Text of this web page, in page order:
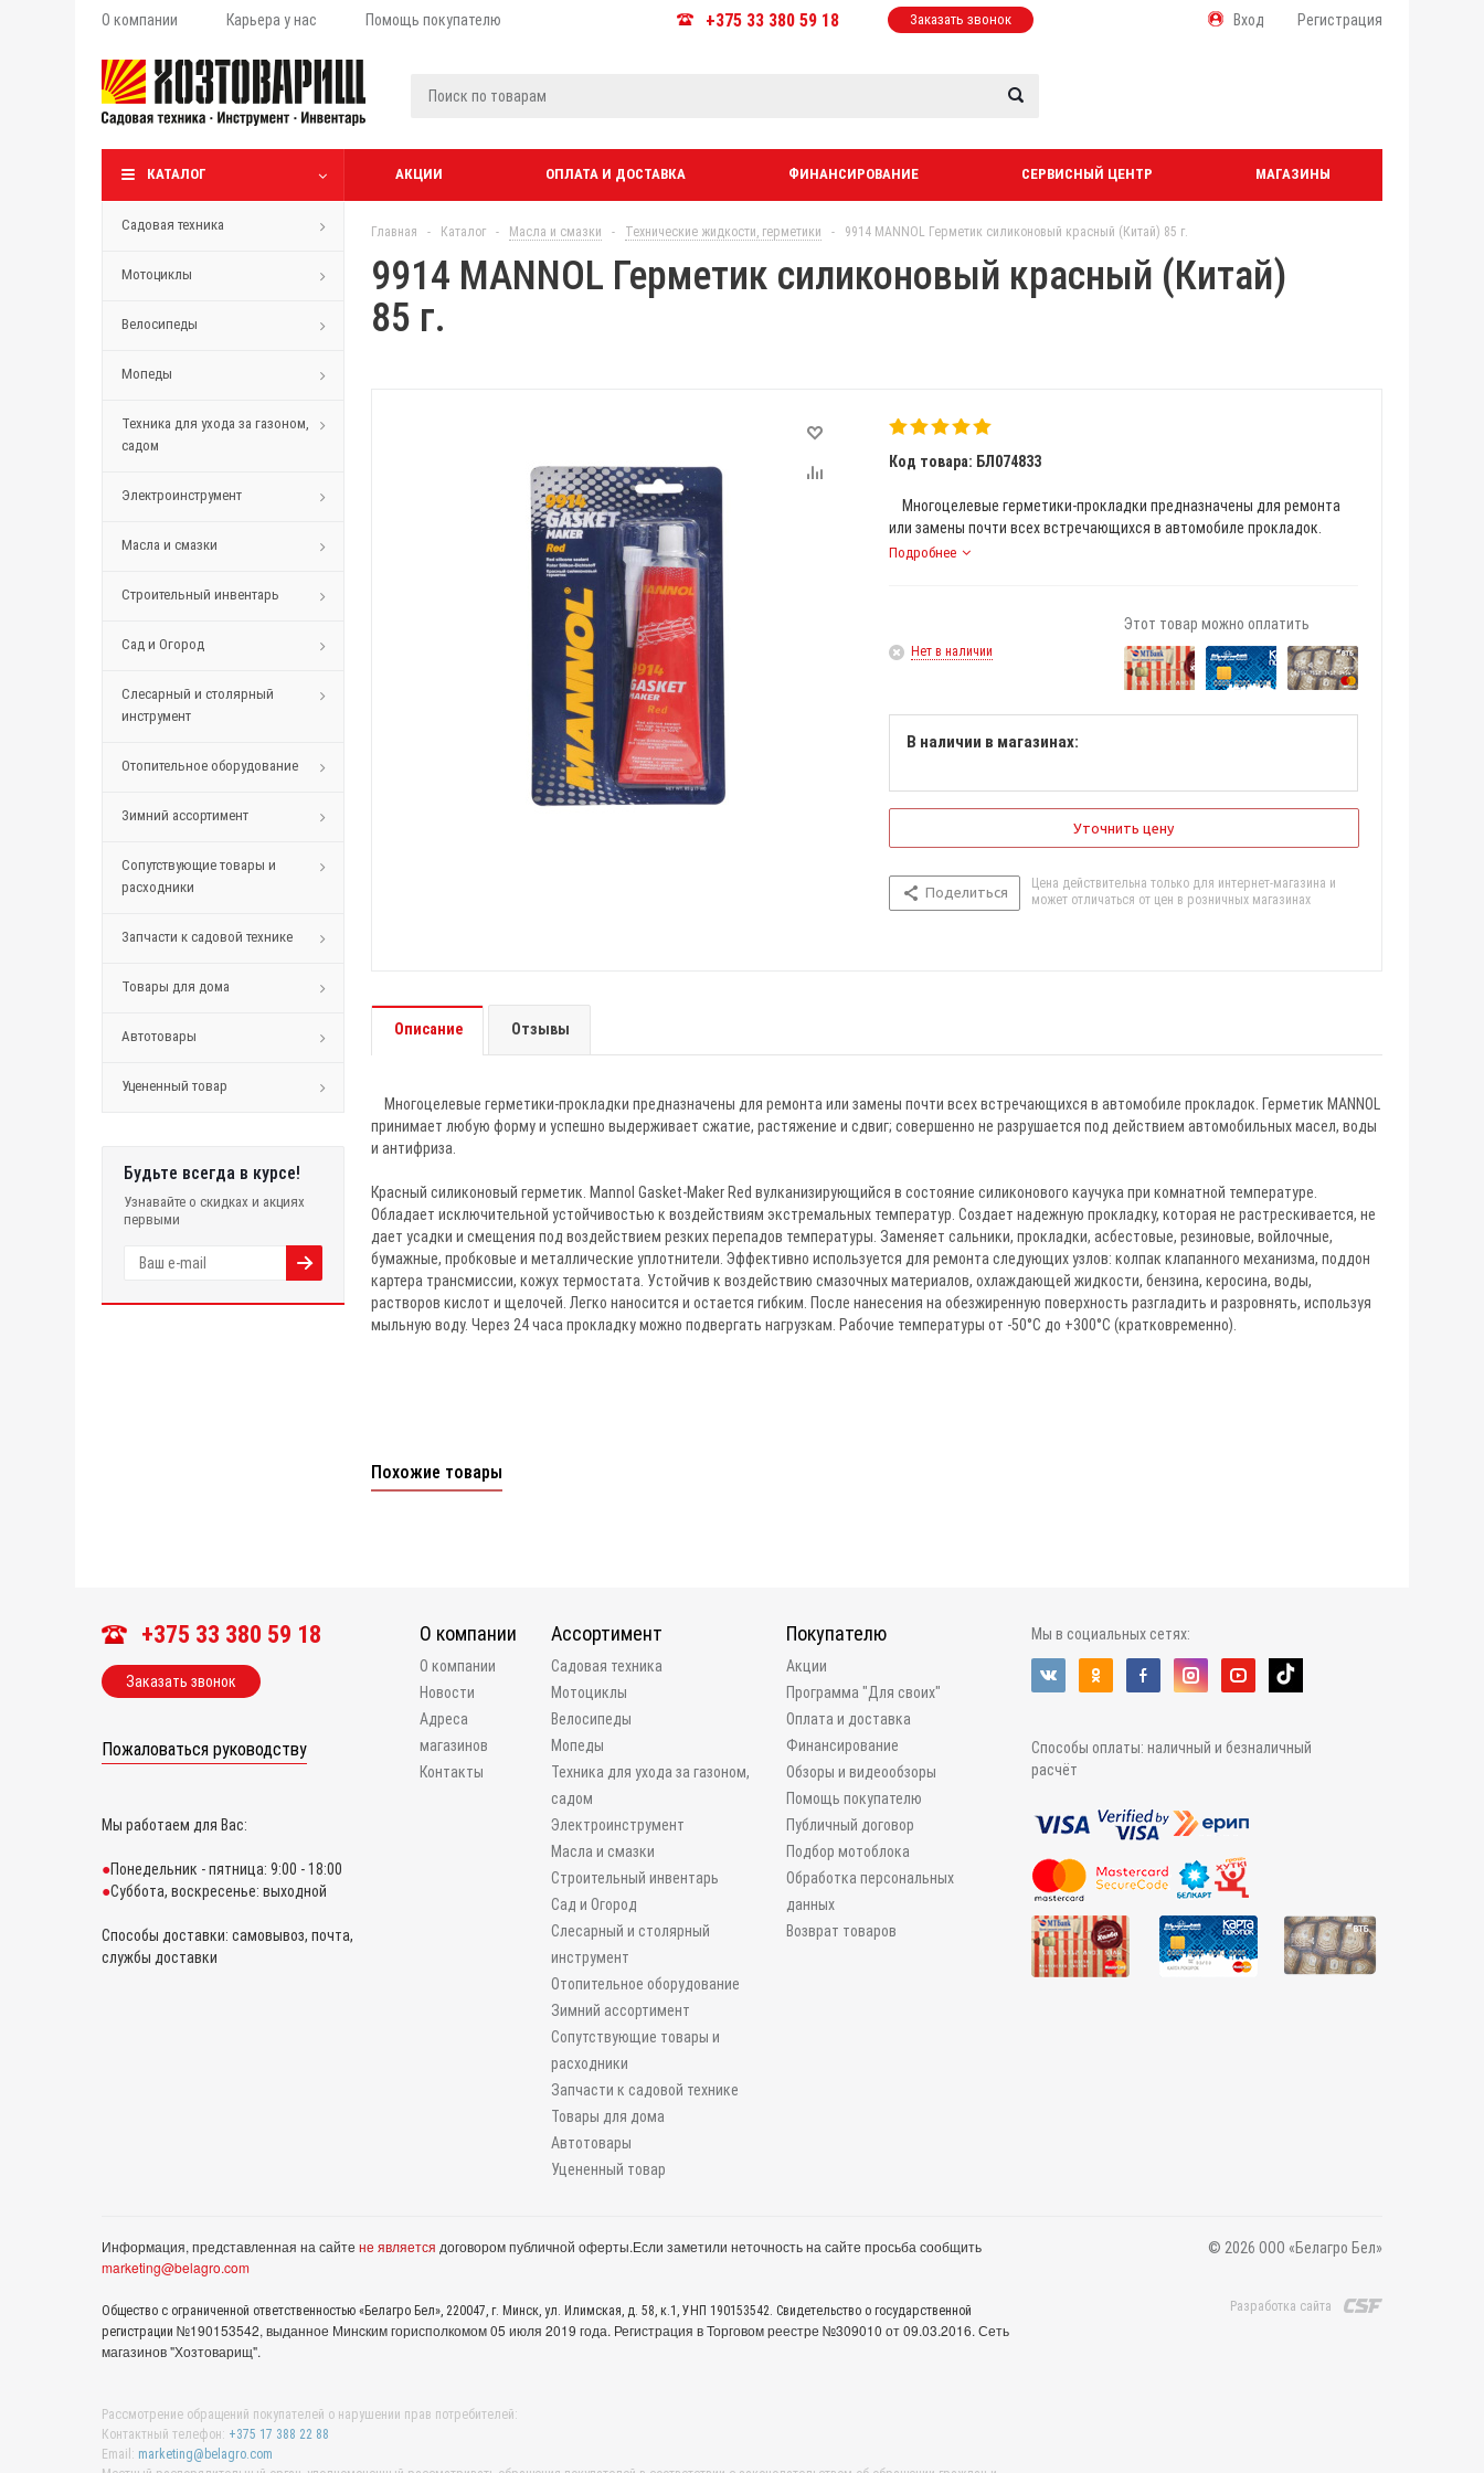
О компании Карьера у нас Помощь покупателю +375 33 380 59 18 Заказать звонок Вход Регистрация
КАТАЛОГ АКЦИИ ОПЛАТА И ДОСТАВКА ФИНАНСИРОВАНИЕ СЕРВИСНЫЙ ЦЕНТР МАГАЗИНЫ
Садовая техника
Мотоциклы
Велосипеды
Мопеды
Техника для ухода за газоном,
садом
Электроинструмент
Масла и смазки
Строительный инвентарь
Сад и Огород
Слесарный и столярный
инструмент
Отопительное оборудование
Зимний ассортимент
Сопутствующие товары и
расходники
Запчасти к садовой технике
Товары для дома
Автотовары
Уцененный товар
Будьте всегда в курсе!
Узнавайте о скидках и акциях
первыми
Главная - Каталог - Масла и смазки - Технические жидкости, герметики - 9914 MANNOL Герметик силиконовый красный (Китай) 85 г.
9914 MANNOL Герметик силиконовый красный (Китай)
85 г.
Код товара: БЛ074833
Многоцелевые герметики-прокладки предназначены для ремонта
или замены почти всех встречающихся в автомобиле прокладок.
Подробнее
Нет в наличии
Этот товар можно оплатить
В наличии в магазинах:
Уточнить цену
Поделиться
Цена действительна только для интернет-магазина и
может отличаться от цен в розничных магазинах
Описание Отзывы
Многоцелевые герметики-прокладки предназначены для ремонта или замены почти всех встречающихся в автомобиле прокладок. Герметик MANNOL
принимает любую форму и успешно выдерживает сжатие, растяжение и сдвиг; совершенно не разрушается под действием автомобильных масел, воды
и антифриза.
Красный силиконовый герметик. Mannol Gasket-Maker Red вулканизирующийся в состояние силиконового каучука при комнатной температуре.
Обладает исключительной устойчивостью к воздействиям экстремальных температур. Создает надежную прокладку, которая не растрескивается, не
дает усадки и смещения под воздействием резких перепадов температуры. Заменяет сальники, прокладки, асбестовые, резиновые, войлочные,
бумажные, пробковые и металлические уплотнители. Эффективно используется для ремонта следующих узлов: колпак клапанного механизма, поддон
картера трансмиссии, кожух термостата. Устойчив к воздействию смазочных материалов, охлаждающей жидкости, бензина, керосина, воды,
растворов кислот и щелочей. Легко наносится и остается гибким. После нанесения на обезжиренную поверхность разгладить и разровнять, используя
мыльную воду. Через 24 часа прокладку можно подвергать нагрузкам. Рабочие температуры от -50°C до +300°C (кратковременно).
Похожие товары
+375 33 380 59 18
Заказать звонок
Пожаловаться руководству
Мы работаем для Вас:
Понедельник - пятница: 9:00 - 18:00
Суббота, воскресенье: выходной
Способы доставки: самовывоз, почта,
службы доставки
О компании
О компании
Новости
Адреса
магазинов
Контакты
Ассортимент
Садовая техника
Мотоциклы
Велосипеды
Мопеды
Техника для ухода за газоном,
садом
Электроинструмент
Масла и смазки
Строительный инвентарь
Сад и Огород
Слесарный и столярный
инструмент
Отопительное оборудование
Зимний ассортимент
Сопутствующие товары и
расходники
Запчасти к садовой технике
Товары для дома
Автотовары
Уцененный товар
Покупателю
Акции
Программа "Для своих"
Оплата и доставка
Финансирование
Обзоры и видеообзоры
Помощь покупателю
Публичный договор
Подбор мотоблока
Обработка персональных
данных
Возврат товаров
Мы в социальных сетях:
Способы оплаты: наличный и безналичный
расчёт
Информация, представленная на сайте не является договором публичной оферты.Если заметили неточность на сайте просьба сообщить
marketing@belagro.com
Общество с ограниченной ответственностью «Белагро Бел», 220047, г. Минск, ул. Илимская, д. 58, к.1, УНП 190153542. Свидетельство о государственной
регистрации №190153542, выданное Минcким горисполкомом 05 июля 2019 года. Регистрация в Торговом реестре №309010 от 09.03.2016. Сеть
магазинов "Хозтоварищ".
Рассмотрение обращений покупателей о нарушении прав потребителей:
Контактный телефон: +375 17 388 22 88
Email: marketing@belagro.com
© 2026 ООО «Белагро Бел»
Разработка сайта